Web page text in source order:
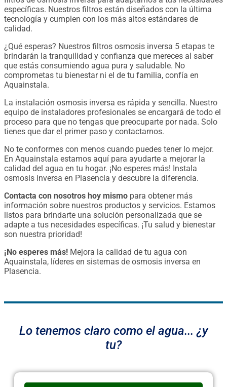
específicas. Nuestros filtros están diseñados con la última
tecnología y cumplen con los más altos estándares de
calidad.
¿Qué esperas? Nuestros filtros osmosis inversa 5 etapas te
brindarán la tranquilidad y confianza que mereces al saber
que estás consumiendo agua pura y saludable. No
comprometas tu bienestar ni el de tu familia, confía en
Aquainstala.
La instalación osmosis inversa es rápida y sencilla. Nuestro
equipo de instaladores profesionales se encargará de todo el
proceso para que no tengas que preocuparte por nada. Solo
tienes que dar el primer paso y contactarnos.
No te conformes con menos cuando puedes tener lo mejor.
En Aquainstala estamos aquí para ayudarte a mejorar la
calidad del agua en tu hogar. ¡No esperes más! Instala
osmosis inversa en Plasencia y descubre la diferencia.
Contacta con nosotros hoy mismo para obtener más
información sobre nuestros productos y servicios. Estamos
listos para brindarte una solución personalizada que se
adapte a tus necesidades específicas. ¡Tu salud y bienestar
son nuestra prioridad!
¡No esperes más! Mejora la calidad de tu agua con
Aquainstala, líderes en sistemas de osmosis inversa en
Plasencia.
Lo tenemos claro como el agua... ¿y
tu?